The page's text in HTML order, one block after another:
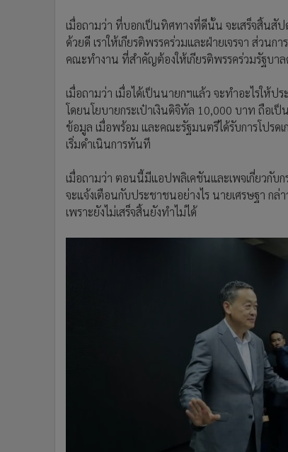
เมื่อถามว่า ที่บอกเป็นทิศทางที่ดีนั้น จะเสร็จสิ้นสั
ด้วยดี เราให้เกียรติพรรคร่วมและฝ่ายเจรจา ส่วน
คณะทำงาน ที่สำคัญต้องให้เกียรติพรรคร่วมรัฐบาล
เมื่อถามว่า เมื่อได้เป็นนายกฯแล้ว จะทำอะไรให้
โดยนโยบายกระเป๋าเงินดิจิทัล 10,000 บาท ถือเ
ข้อมูล เมื่อพร้อม และคณะรัฐมนตรีได้รับการโปร
เริ่มดำเนินการทันที
เมื่อถามว่า ตอนนี้มีแอปพลิเคชันและเพจเกี่ยวกับ
จะแจ้งเตือนกับประชาชนอย่างไร นายเศรษฐา
เพราะยังไม่เสร็จสิ้นยังทำไม่ได้